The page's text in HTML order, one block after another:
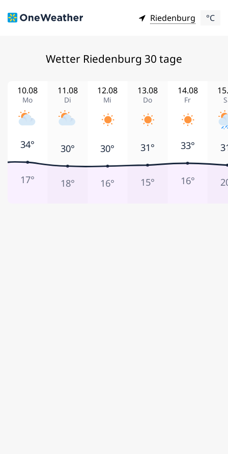
Riedenburg °C
Wetter Riedenburg 30 tage
Mo
10.08
Di
11.08
Mi
12.08
Do
13.08
Fr
14.08
34°
17°
30°
18°
30°
16°
31°
15°
33°
16°